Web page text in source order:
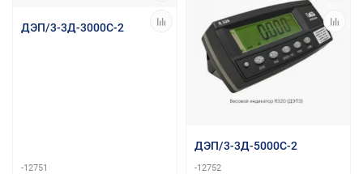
ДЭП/3-3Д-3000С-2
-12751
ДЭП/3-3Д-5000С-2
-12752